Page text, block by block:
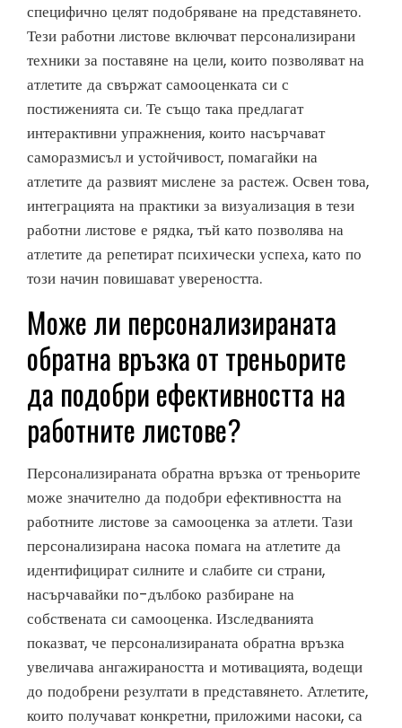
специфично целят подобряване на представянето.
Тези работни листове включват персонализирани
техники за поставяне на цели, които позволяват на
атлетите да свържат самооценката си с
постиженията си. Те също така предлагат
интерактивни упражнения, които насърчават
саморазмисъл и устойчивост, помагайки на
атлетите да развият мислене за растеж. Освен това,
интеграцията на практики за визуализация в тези
работни листове е рядка, тъй като позволява на
атлетите да репетират психически успеха, като по
този начин повишават увереността.
Може ли персонализираната
обратна връзка от треньорите
да подобри ефективността на
работните листове?
Персонализираната обратна връзка от треньорите
може значително да подобри ефективността на
работните листове за самооценка за атлети. Тази
персонализирана насока помага на атлетите да
идентифицират силните и слабите си страни,
насърчавайки по-дълбоко разбиране на
собствената си самооценка. Изследванията
показват, че персонализираната обратна връзка
увеличава ангажираността и мотивацията, водещи
до подобрени резултати в представянето. Атлетите,
които получават конкретни, приложими насоки, са